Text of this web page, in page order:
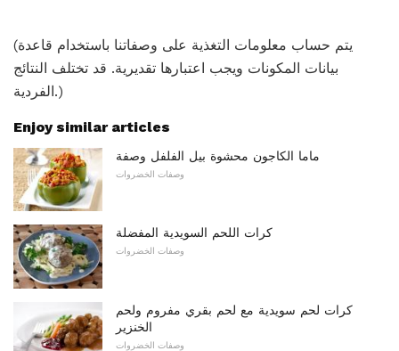
(يتم حساب معلومات التغذية على وصفاتنا باستخدام قاعدة
بيانات المكونات ويجب اعتبارها تقديرية. قد تختلف النتائج
الفردية.)
Enjoy similar articles
ماما الكاجون محشوة بيل الفلفل وصفة
وصفات الخضروات
كرات اللحم السويدية المفضلة
وصفات الخضروات
كرات لحم سويدية مع لحم بقري مفروم ولحم
الخنزير
وصفات الخضروات